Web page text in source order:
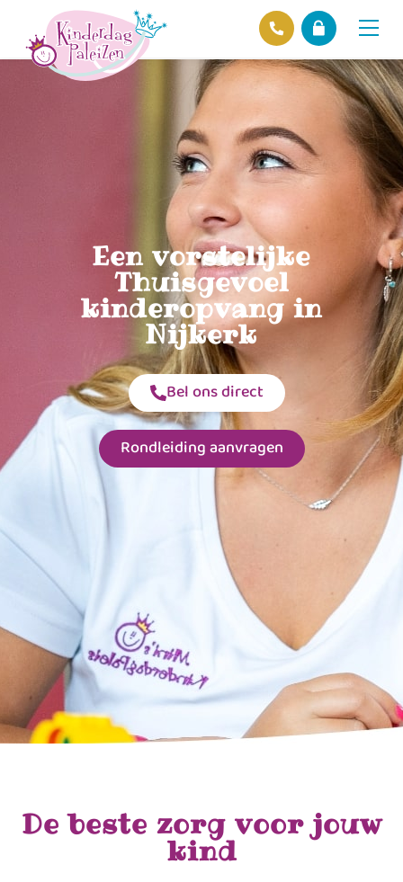
Een vorstelijke
Thuisgevoel
kinderopvang in
Nijkerk
Bel ons direct
Rondleiding aanvragen
De beste zorg voor jouw
kind